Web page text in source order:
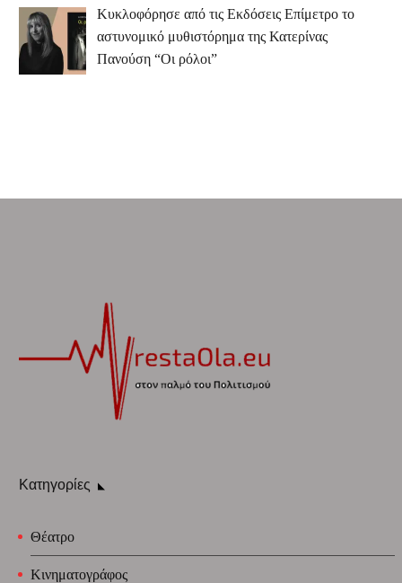
Κυκλοφόρησε από τις Εκδόσεις Επίμετρο το
αστυνομικό μυθιστόρημα της Κατερίνας
Πανούση “Οι ρόλοι”
Κατηγορίες
Θέατρο
Κινηματογράφος